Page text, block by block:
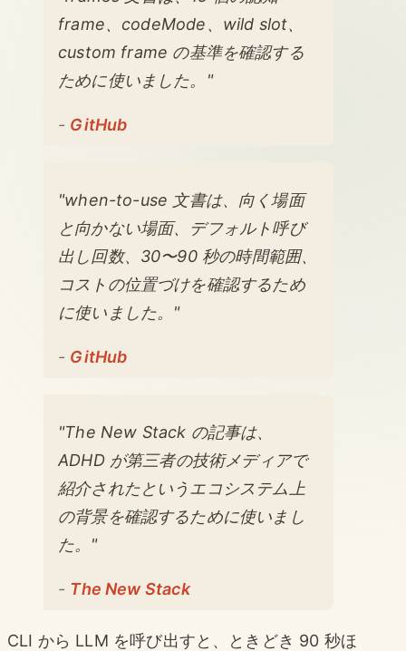
frame、codeMode、wild slot、
custom frame の基準を確認する
ために使いました。"
- GitHub
"when-to-use 文書は、向く場面
と向かない場面、デフォルト呼び
出し回数、30〜90 秒の時間範囲、
コストの位置づけを確認するため
に使いました。"
- GitHub
"The New Stack の記事は、
ADHD が第三者の技術メディアで
紹介されたというエコシステム上
の背景を確認するために使いまし
た。"
- The New Stack
CLI から LLM を呼び出すと、ときどき 90 秒ほ